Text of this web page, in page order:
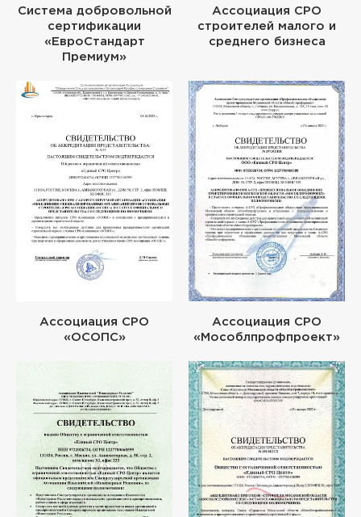
Система добровольной
сертификации
«ЕвроСтандарт
Премиум»
Ассоциация СРО
строителей малого и
среднего бизнеса
Ассоциация СРО
«ОСОПС»
Ассоциация СРО
«Мособлпрофпроект»